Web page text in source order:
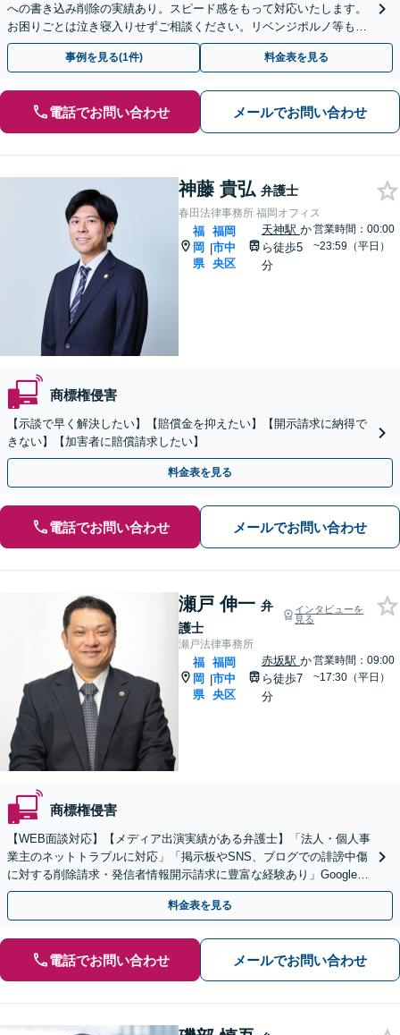
への書き込み削除の実績あり。スピード感をもって対応いたします。
お困りごとは泣き寝入りせずご相談ください。リベンジポルノ等も対
応【初回面談無料】
事例を見る(1件) 料金表を見る
電話でお問い合わせ メールでお問い合わせ
神藤 貴弘 弁護士
春田法律事務所 福岡オフィス
福
岡
県
|
福岡
市中
央区
天神駅 か
ら徒歩5
分
営業時間：00:00
~23:59（平日）
商標権侵害
【示談で早く解決したい】【賠償金を抑えたい】【開示請求に納得で
きない】【加害者に賠償請求したい】
料金表を見る
電話でお問い合わせ メールでお問い合わせ
瀬戸 伸一 弁
護士
インタビューを
見る
瀬戸法律事務所
福
岡
県
|
福岡
市中
央区
赤坂駅 か
ら徒歩7
分
営業時間：09:00
~17:30（平日）
商標権侵害
【WEB面談対応】【メディア出演実績がある弁護士】「法人・個人事
業主のネットトラブルに対応」「掲示板やSNS、ブログでの誹謗中傷
に対する削除請求・発信者情報開示請求に豊富な経験あり」Google口
コミの削除請求・賠償請求のご相談はお任せ
料金表を見る
電話でお問い合わせ メールでお問い合わせ